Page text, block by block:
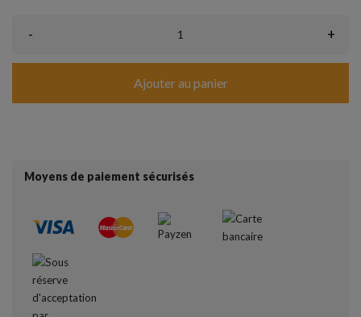
- +
Ajouter au panier
Moyens de paiement sécurisés